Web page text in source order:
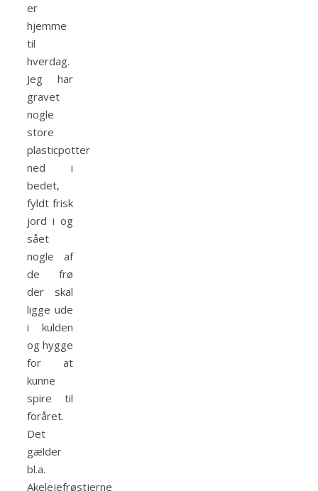
er
hjemme
til
hverdag.
Jeg har
gravet
nogle
store
plasticpotter
ned i
bedet,
fyldt frisk
jord i og
sået
nogle af
de frø
der skal
ligge ude
i kulden
og hygge
for at
kunne
spire til
foråret.
Det
gælder
bl.a.
Akelejefrøstjerne